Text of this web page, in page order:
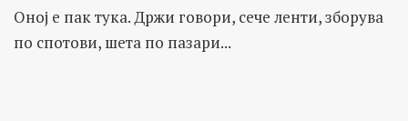
Оној е пак тука. Држи говори, сече ленти, зборува
по спотови, шета по пазари...